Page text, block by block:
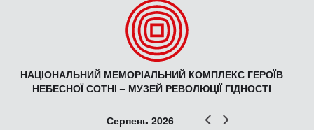
НАЦІОНАЛЬНИЙ МЕМОРІАЛЬНИЙ КОМПЛЕКС ГЕРОЇВ
НЕБЕСНОЇ СОТНІ – МУЗЕЙ РЕВОЛЮЦІЇ ГІДНОСТІ
Попер
Серпень 2026